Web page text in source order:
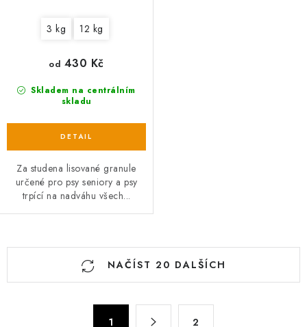
3 kg 12 kg
Skladem na centrálním
skladu
od 430 Kč
Za studena lisované granule
určené pro psy seniory a psy
trpící na nadváhu všech...
O
NAČÍST 20 DALŠÍCH
1 2